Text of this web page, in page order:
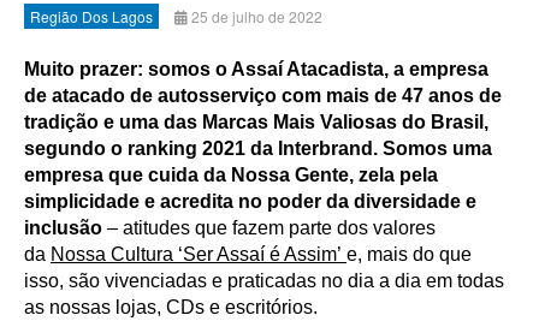
Região Dos Lagos 25 de julho de 2022
Muito prazer: somos o Assaí Atacadista, a empresa
de atacado de autosserviço com mais de 47 anos de
tradição e uma das Marcas Mais Valiosas do Brasil,
segundo o ranking 2021 da Interbrand. Somos uma
empresa que cuida da Nossa Gente, zela pela
simplicidade e acredita no poder da diversidade e
inclusão – atitudes que fazem parte dos valores
da Nossa Cultura ‘Ser Assaí é Assim’ e, mais do que
isso, são vivenciadas e praticadas no dia a dia em todas
as nossas lojas, CDs e escritórios.